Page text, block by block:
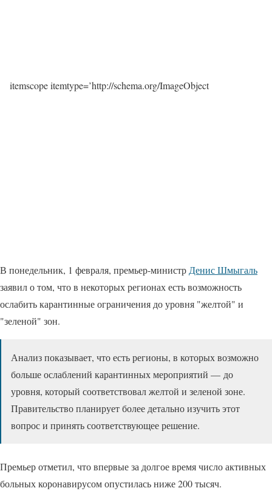
itemscope itemtype=’http://schema.org/ImageObject
В понедельник, 1 февраля, премьер-министрДенис Шмыгаль
заявил о том, что в некоторых регионах есть возможность
ослабить карантинные ограничения до уровня "желтой" и
"зеленой" зон.
Анализ показывает, что есть регионы, в которых возможно
больше ослаблений карантинных мероприятий — до
уровня, который соответствовал желтой и зеленой зоне.
Правительство планирует более детально изучить этот
вопрос и принять соответствующее решение.
Премьер отметил, что впервые за долгое время число активных
больных коронавирусом опустилась ниже 200 тысяч.